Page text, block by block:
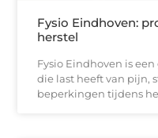
Fysio Eindhoven:
herstel
Fysio Eindhoven is
die last heeft van pijn,
beperkingen tijdens